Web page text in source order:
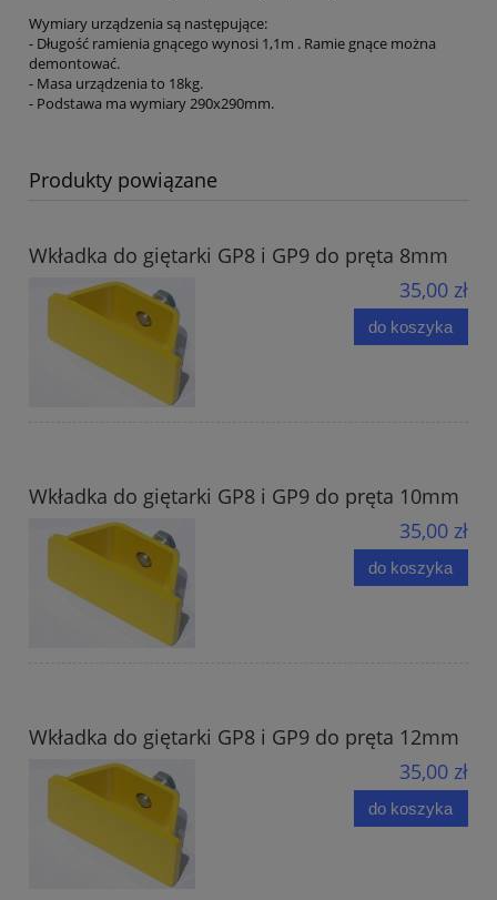
Wymiary urządzenia są następujące:
- Długość ramienia gnącego wynosi 1,1m . Ramie gnące można
demontować.
- Masa urządzenia to 18kg.
- Podstawa ma wymiary 290x290mm.
Produkty powiązane
Wkładka do giętarki GP8 i GP9 do pręta 8mm
35,00 zł
do koszyka
Wkładka do giętarki GP8 i GP9 do pręta 10mm
35,00 zł
do koszyka
Wkładka do giętarki GP8 i GP9 do pręta 12mm
35,00 zł
do koszyka